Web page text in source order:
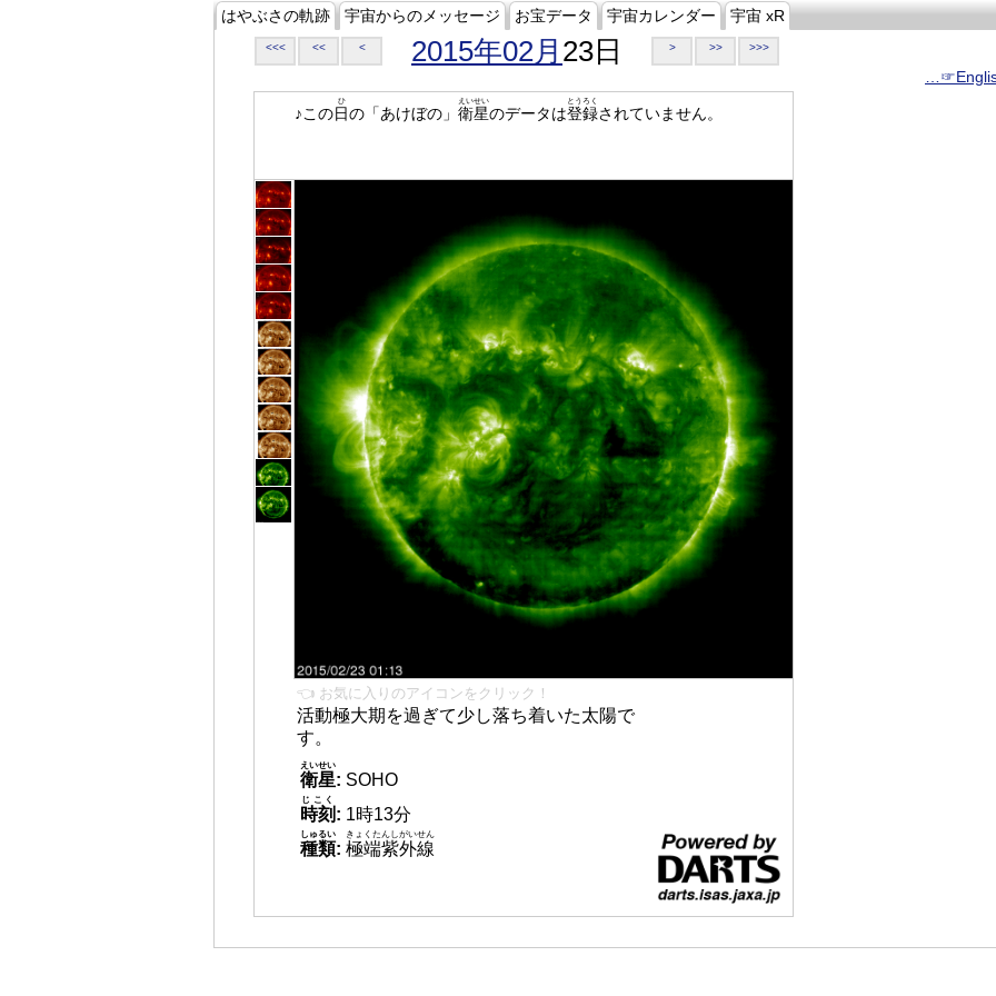
はやぶさの軌跡 宇宙からのメッセージ お宝データ 宇宙カレンダー 宇宙 xR
<<< << < 2015年02月 23日 > >> >>>
♪この日
ひ
の「あけぼの」 衛星
えいせい
のデータは登録
とうろく
されていません。
👈 お気に入りのアイコンをクリック！
活動極大期を過ぎて少し落ち着いた太陽で
す。
衛星
えいせい
: SOHO
時刻
じこく
: 1時13分
種類
しゅるい
: 極端紫外線
きょくたんしがいせん